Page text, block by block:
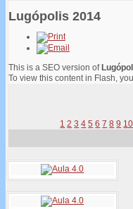
Lugópolis 2014
This is a SEO version of
To view this content in Flash,
1 2 3 4 5 6 7 8 9 10